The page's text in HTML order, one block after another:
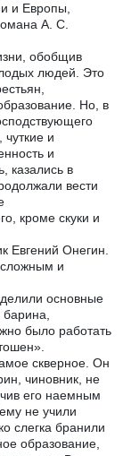
и Европы,
А. С.
обобщив
людей. Это
Но, в
и
и
казались в
вести
кроме скуки и
Онегин.
и
основные
было работать
скверное. Он
чиновник, не
его наемным
не учили
слегка бранили
образование,